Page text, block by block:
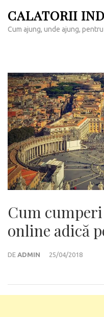
conținut
CALATORII
Cum ajung, unde ajung,
Cum
online adică
DE ADMIN 25/04/2018